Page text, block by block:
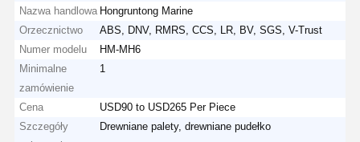
Nazwa handlowa Hongruntong Marine
Orzecznictwo
ABS, DNV, RMRS, CCS, LR, BV, SGS, V-Trust
Numer modelu
HM-MH6
Minimalne
zamówienie
1
Cena
USD90 to USD265 Per Piece
Szczegóły
Drewniane palety, drewniane pudełko